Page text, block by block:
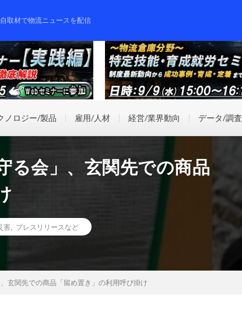
取材で物流ニュースを配信
ノロジー/製品 雇用/人材 経営/業界動向 データ/調査
る会」、玄関先での商品
害 プレスリリースなど
玄関先での商品「留め置き」の利用呼び掛け